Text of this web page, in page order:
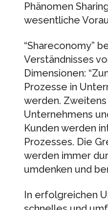
Phänomen
wesentliche
“Shareconomy”
Verständnisses
Dimensionen:
Prozesse in
werden.
Unternehmens
Kunden werden
Prozesses. Die
werden immer
umdenken und
In erfolgreichen